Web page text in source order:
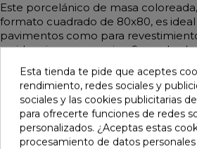
Este porcelánico de masa
formato cuadrado de 80x80, es
pavimentos como para
residencias y comercios. Su
pulido y rectificado, le confiere un
y negro, simulando un diseño
predominantemente blanco.
helada y a las manchas, lo que
fácil mantenimiento.
Esta tienda te pide que aceptes
rendimiento, redes sociales y
sociales y las cookies publicitarias
para ofrecerte funciones de redes
personalizados. ¿Aceptas estas
procesamiento de datos personales